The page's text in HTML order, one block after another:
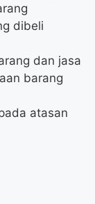
dibeli
dan jasa
barang
atasan